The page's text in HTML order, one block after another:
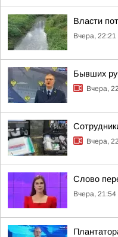
Власти
Вчера, 22:21
Бывших
Вчера,
Вчера,
Слово
Вчера, 21:54